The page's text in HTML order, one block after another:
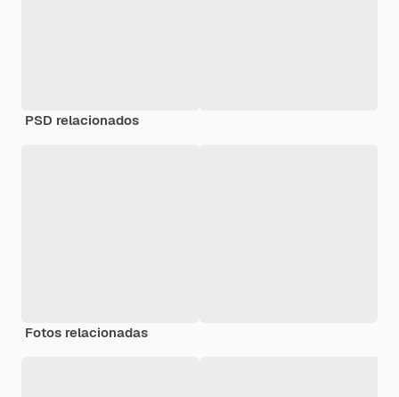
PSD relacionados
Fotos relacionadas